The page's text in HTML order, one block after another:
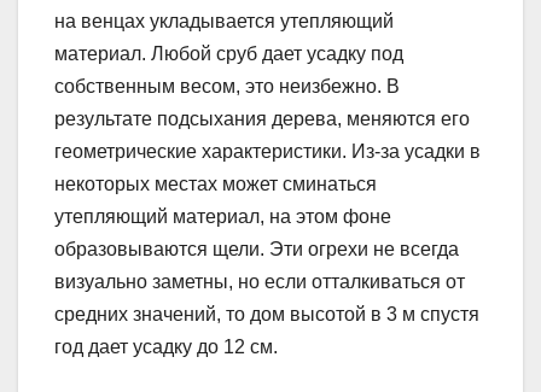
на венцах укладывается утепляющий
материал. Любой сруб дает усадку под
собственным весом, это неизбежно. В
результате подсыхания дерева, меняются его
геометрические характеристики. Из-за усадки в
некоторых местах может сминаться
утепляющий материал, на этом фоне
образовываются щели. Эти огрехи не всегда
визуально заметны, но если отталкиваться от
средних значений, то дом высотой в 3 м спустя
год дает усадку до 12 см.